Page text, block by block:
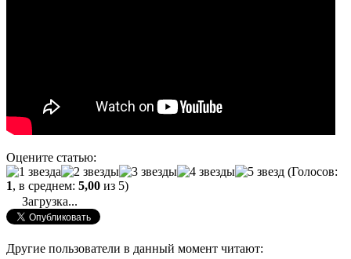
Оцените статью:
(Голосов:
1, в среднем: 5,00 из 5)
Загрузка...
Другие пользователи в данный момент читают: